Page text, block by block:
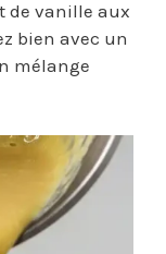
de vanille aux
bien avec un
mélange